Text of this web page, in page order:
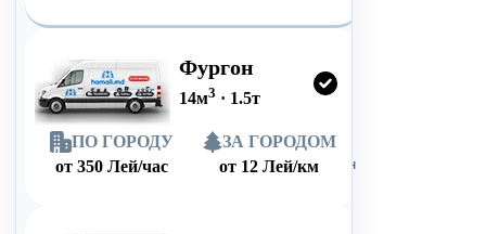
Фургон
14м3 · 1.5т
ПО ГОРОДУ
от 350 Лей/час
ЗА ГОРОДОМ
от 12 Лей/км